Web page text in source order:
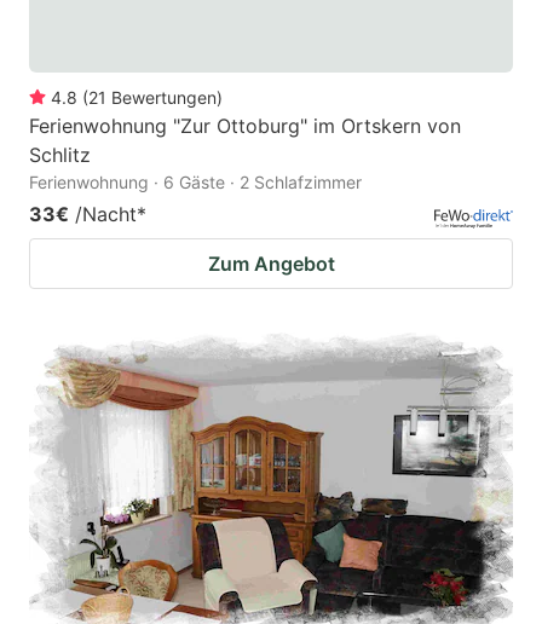
4.8 (21 Bewertungen)
Ferienwohnung "Zur Ottoburg" im Ortskern von
Schlitz
Ferienwohnung · 6 Gäste · 2 Schlafzimmer
33€ /Nacht*
Zum Angebot